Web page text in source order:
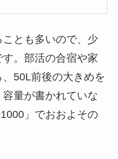
とも多いので、少
。部活の合宿や家
50L前後の大きめを
量が書かれていな
」でおおよその